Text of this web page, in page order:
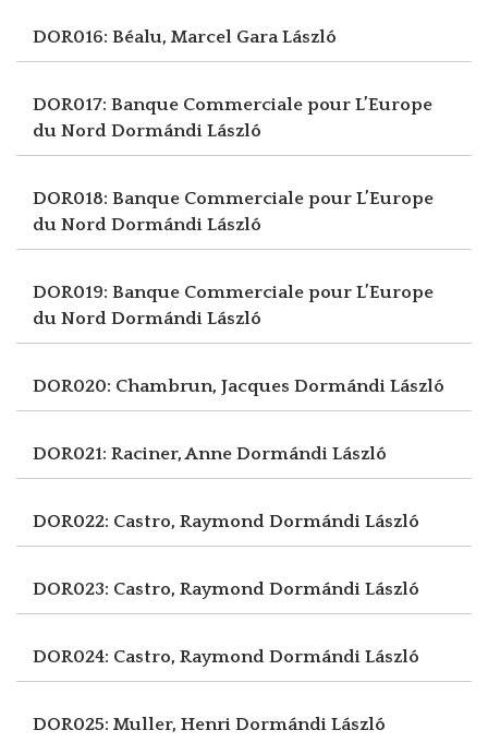
DOR016: Béalu, Marcel Gara László
DOR017: Banque Commerciale pour L’Europe
du Nord Dormándi László
DOR018: Banque Commerciale pour L’Europe
du Nord Dormándi László
DOR019: Banque Commerciale pour L’Europe
du Nord Dormándi László
DOR020: Chambrun, Jacques Dormándi László
DOR021: Raciner, Anne Dormándi László
DOR022: Castro, Raymond Dormándi László
DOR023: Castro, Raymond Dormándi László
DOR024: Castro, Raymond Dormándi László
DOR025: Muller, Henri Dormándi László